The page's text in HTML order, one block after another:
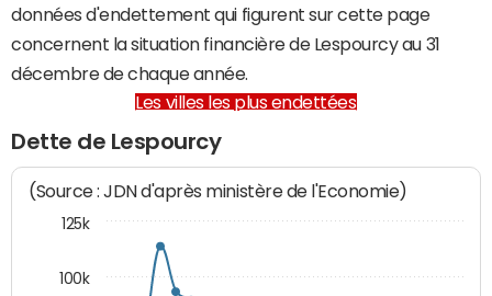
données d'endettement qui figurent sur cette page
concernent la situation financière de Lespourcy au 31
décembre de chaque année.
Les villes les plus endettées
Dette de Lespourcy
(Source : JDN d'après ministère de l'Economie)
100k
125k